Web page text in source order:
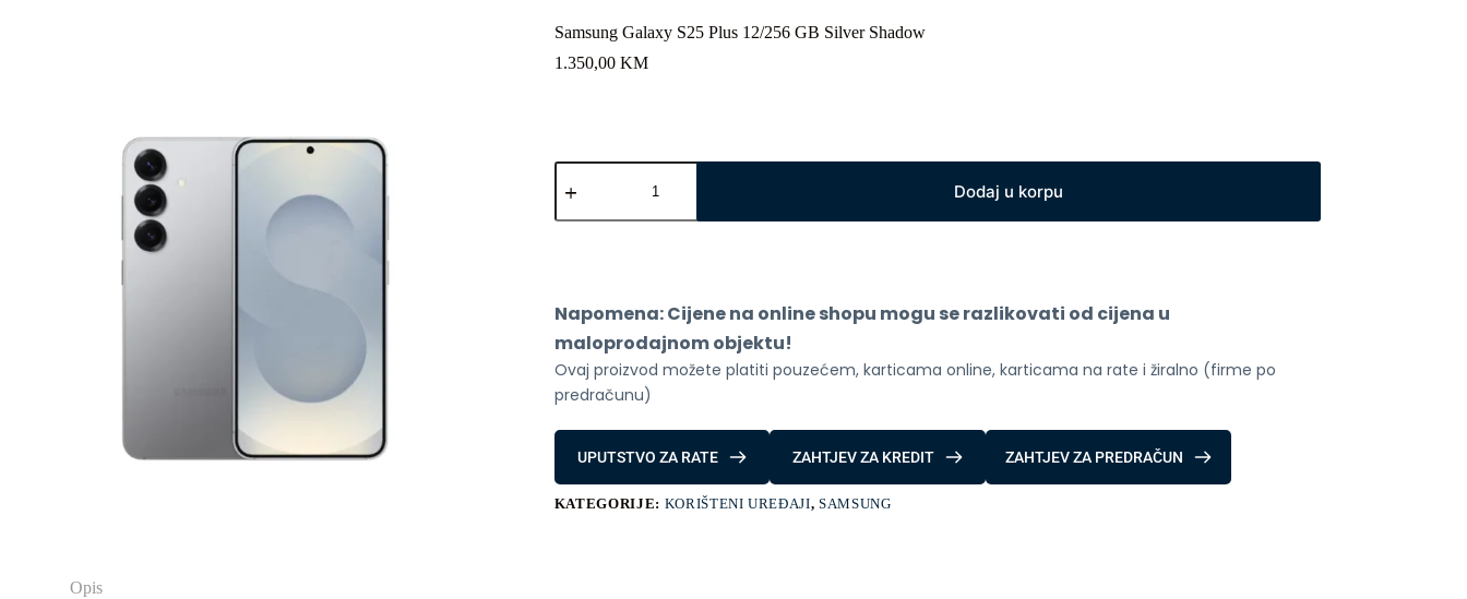
Samsung Galaxy S25 Plus 12/256 GB Silver Shadow
1.350,00 KM
Samsung
Galaxy
Plus
količina
Dodaj u korpu
Napomena: Cijene na online shopu mogu se razlikovati od cijena u
maloprodajnom objektu!
Ovaj proizvod možete platiti pouzećem, karticama online, karticama na rate i žiralno (firme po
predračunu)
UPUTSTVO ZA RATE ZAHTJEV ZA KREDIT ZAHTJEV ZA PREDRAČUN
KATEGORIJE: KORIŠTENI UREĐAJI,SAMSUNG
Opis